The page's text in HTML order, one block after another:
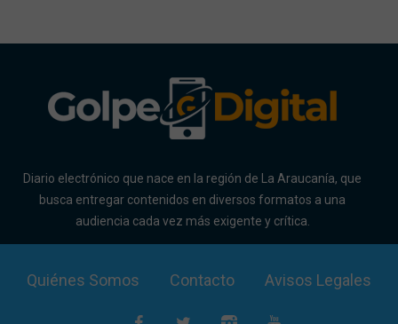
Diario electrónico que nace en la región de La Araucanía, que
busca entregar contenidos en diversos formatos a una
audiencia cada vez más exigente y crítica.
Quiénes Somos Contacto Avisos Legales